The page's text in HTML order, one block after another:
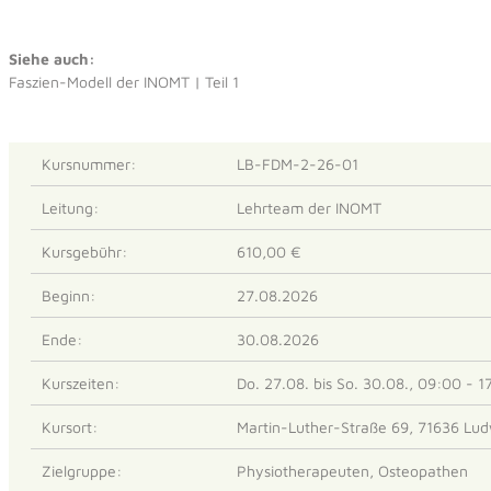
Siehe auch:
Faszien-Modell der INOMT | Teil 1
Kursnummer: LB-FDM-2-26-01
Leitung: Lehrteam der INOMT
Kursgebühr: 610,00 €
Beginn: 27.08.2026
Ende: 30.08.2026
Kurszeiten: Do. 27.08. bis So. 30.08., 09:00 -
Kursort: Martin-Luther-Straße 69, 71636
Zielgruppe: Physiotherapeuten, Osteopathen